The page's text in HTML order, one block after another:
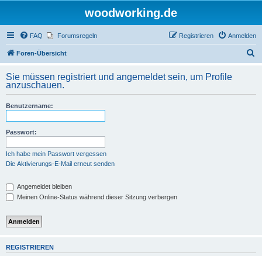
woodworking.de
FAQ Forumsregeln Anmelden
Registrieren
Foren-Übersicht
h
Sie müssen registriert und angemeldet sein, um Profile
anzuschauen.
Benutzername:
Passwort:
Ich habe mein Passwort vergessen
Die Aktivierungs-E-Mail erneut senden
Angemeldet bleiben
Meinen Online-Status während dieser Sitzung verbergen
REGISTRIEREN